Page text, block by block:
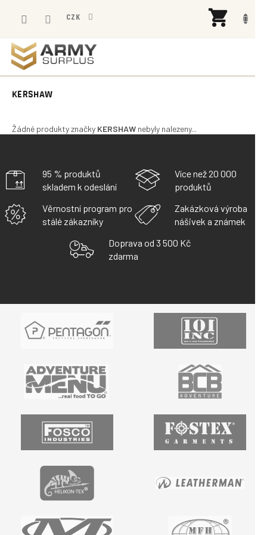
CZK
KERSHAW
Žádné produkty značky KERSHAW nebyly nalezeny...
95 % produktů
skladem k odeslání
Více než 20 000
produktů
Věrnostní program pro
stálé zákazníky
Zakázková výroba
nášivek a známek
Doprava od 3 500 Kč
zdarma